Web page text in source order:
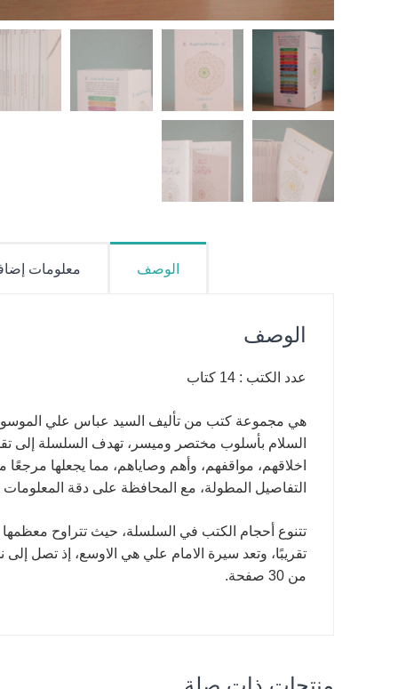
الوصف معلومات
الوصف
عدد الكتب : 14 كتاب
هي مجموعة كتب من تأليف السيد عباس علي
السلام بأسلوب مختصر وميسر، تهدف السلسلة إلى
اخلاقهم، مواقفهم، وأهم وصاياهم، مما يجعلها
التفاصيل المطولة، مع المحافظة على دقة المعلومات
من 30 صفحة.